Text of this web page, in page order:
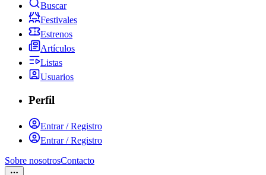
Buscar
Festivales
Estrenos
Artículos
Listas
Usuarios
Perfil
Entrar / Registro
Entrar / Registro
Sobre nosotrosContacto